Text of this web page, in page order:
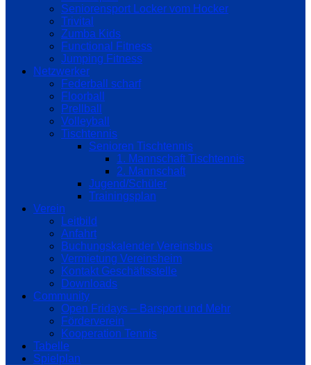
Seniorensport Locker vom Hocker
Trivital
Zumba Kids
Functional Fitness
Jumping Fitness
Netzwerker
Federball scharf
Floorball
Prellball
Volleyball
Tischtennis
Senioren Tischtennis
1. Mannschaft Tischtennis
2. Mannschaft
Jugend/Schüler
Trainingsplan
Verein
Leitbild
Anfahrt
Buchungskalender Vereinsbus
Vermietung Vereinsheim
Kontakt Geschäftsstelle
Downloads
Community
Open Fridays – Barsport und Mehr
Förderverein
Kooperation Tennis
Tabelle
Spielplan